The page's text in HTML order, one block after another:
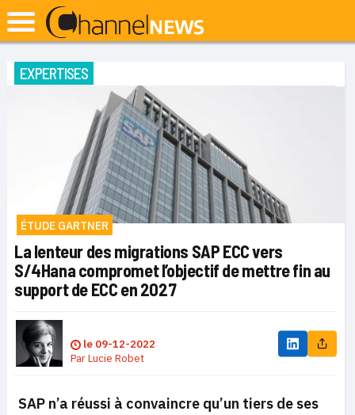
EXPERTISES
ÉTUDE GARTNER
La lenteur des migrations SAP ECC vers
S/4Hana compromet l’objectif de mettre fin au
support de ECC en 2027
le 09-12-2022
ParLucie Robet
SAP n’a réussi à convaincre qu’un tiers de ses